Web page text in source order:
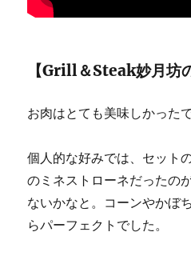
【Grill＆Steak妙月坊
お肉はとても美味しかった
個人的な好みでは、セット
のミネストローネだったの
ないかなと。コーンやかぼ
らパーフェクトでした。